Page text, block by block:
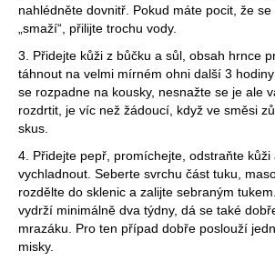
nahlédněte dovnitř. Pokud máte pocit, že
„smaží“, přilijte trochu vody.
3. Přidejte kůži z bůčku a sůl, obsah hrnce
táhnout na velmi mírném ohni další 3
se rozpadne na kousky, nesnažte se je ale
rozdrtit, je víc než žádoucí, když ve směsi
skus.
4. Přidejte pepř, promíchejte, odstraňte kůži
vychladnout. Seberte svrchu část tuku,
rozdělte do sklenic a zalijte sebraným
vydrží minimálně dva týdny, dá se také
mrazáku. Pro ten případ dobře poslouží
misky.